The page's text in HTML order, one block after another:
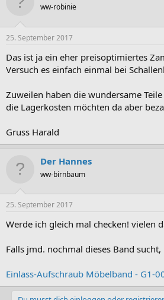
ww-robinie
25. September 2017
Das ist ja ein eher preisoptimiertes
Versuch es einfach einmal bei
Zuweilen haben die wundersame Teile
die Lagerkosten möchten da aber
Gruss Harald
Der Hannes
ww-birnbaum
25. September 2017
Werde ich gleich mal checken! vielen
Falls jmd. nochmal dieses Band sucht,
Einlass-Aufschraub Möbelband - G1-